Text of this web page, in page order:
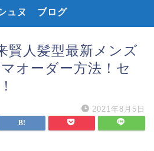
ュヌ ブログ
賢人髪型最新メンズ
オーダー方法！セ
2021年8月5日